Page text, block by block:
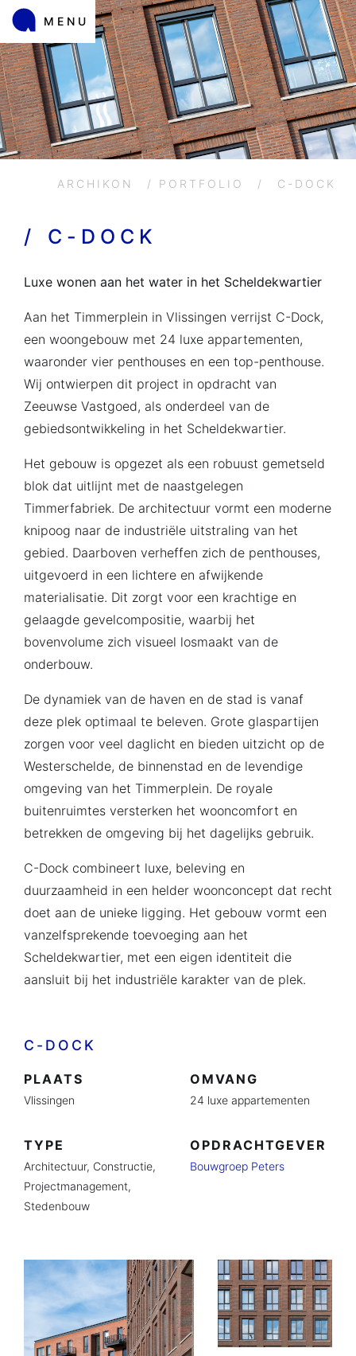
MENU
ARCHIKON / PORTFOLIO / C-DOCK
/ C-DOCK
Luxe wonen aan het water in het Scheldekwartier
Aan het Timmerplein in Vlissingen verrijst C-Dock,
een woongebouw met 24 luxe appartementen,
waaronder vier penthouses en een top-penthouse.
Wij ontwierpen dit project in opdracht van
Zeeuwse Vastgoed, als onderdeel van de
gebiedsontwikkeling in het Scheldekwartier.
Het gebouw is opgezet als een robuust gemetseld
blok dat uitlijnt met de naastgelegen
Timmerfabriek. De architectuur vormt een moderne
knipoog naar de industriële uitstraling van het
gebied. Daarboven verheffen zich de penthouses,
uitgevoerd in een lichtere en afwijkende
materialisatie. Dit zorgt voor een krachtige en
gelaagde gevelcompositie, waarbij het
bovenvolume zich visueel losmaakt van de
onderbouw.
De dynamiek van de haven en de stad is vanaf
deze plek optimaal te beleven. Grote glaspartijen
zorgen voor veel daglicht en bieden uitzicht op de
Westerschelde, de binnenstad en de levendige
omgeving van het Timmerplein. De royale
buitenruimtes versterken het wooncomfort en
betrekken de omgeving bij het dagelijks gebruik.
C-Dock combineert luxe, beleving en
duurzaamheid in een helder woonconcept dat recht
doet aan de unieke ligging. Het gebouw vormt een
vanzelfsprekende toevoeging aan het
Scheldekwartier, met een eigen identiteit die
aansluit bij het industriële karakter van de plek.
C-DOCK
PLAATS
Vlissingen
OMVANG
24 luxe appartementen
TYPE
Architectuur, Constructie,
Projectmanagement,
Stedenbouw
OPDRACHTGEVER
Bouwgroep Peters